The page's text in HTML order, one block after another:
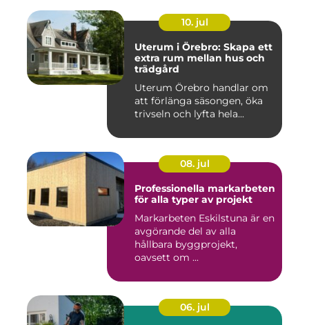
10. jul
Uterum i Örebro: Skapa ett
extra rum mellan hus och
trädgård
Uterum Örebro handlar om
att förlänga säsongen, öka
trivseln och lyfta hela...
08. jul
Professionella markarbeten
för alla typer av projekt
Markarbeten Eskilstuna är en
avgörande del av alla
hållbara byggprojekt,
oavsett om ...
06. jul